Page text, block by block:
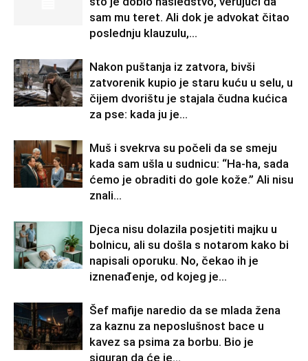
sam mu teret. Ali dok je advokat čitao
poslednju klauzulu,...
Nakon puštanja iz zatvora, bivši
zatvorenik kupio je staru kuću u selu, u
čijem dvorištu je stajala čudna kućica
za pse: kada ju je...
Muš i svekrva su počeli da se smeju
kada sam ušla u sudnicu: “Ha-ha, sada
ćemo je obraditi do gole kože.” Ali nisu
znali...
Djeca nisu dolazila posjetiti majku u
bolnicu, ali su došla s notarom kako bi
napisali oporuku. No, čekao ih je
iznenađenje, od kojeg je...
Šef mafije naredio da se mlada žena
za kaznu za neposlušnost bace u
kavez sa psima za borbu. Bio je
siguran da će je...